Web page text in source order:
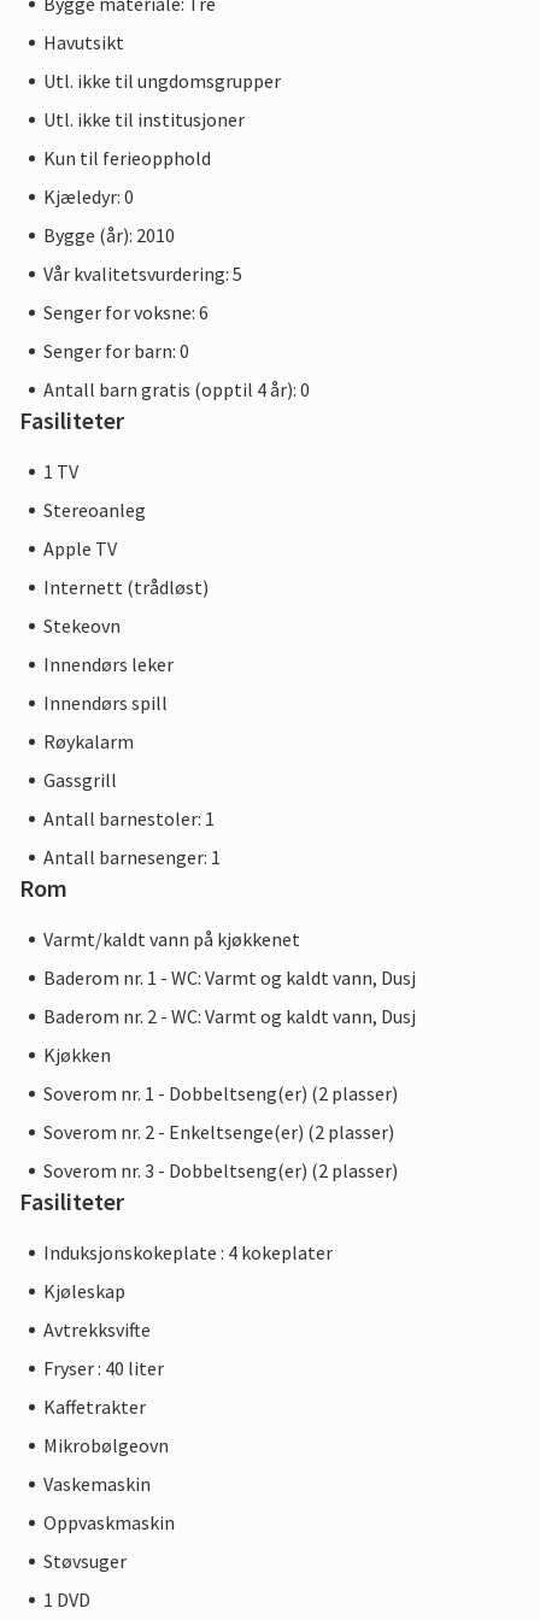
Havutsikt
Utl. ikke til ungdomsgrupper
Utl. ikke til institusjoner
Kun til ferieopphold
Kjæledyr: 0
Bygge (år): 2010
Vår kvalitetsvurdering: 5
Senger for voksne: 6
Senger for barn: 0
Antall barn gratis (opptil 4 år): 0
Fasiliteter
1 TV
Stereoanleg
Apple TV
Internett (trådløst)
Stekeovn
Innendørs leker
Innendørs spill
Røykalarm
Gassgrill
Antall barnestoler: 1
Antall barnesenger: 1
Rom
Varmt/kaldt vann på kjøkkenet
Baderom nr. 1 - WC: Varmt og kaldt vann, Dusj
Baderom nr. 2 - WC: Varmt og kaldt vann, Dusj
Kjøkken
Soverom nr. 1 - Dobbeltseng(er) (2 plasser)
Soverom nr. 2 - Enkeltsenge(er) (2 plasser)
Soverom nr. 3 - Dobbeltseng(er) (2 plasser)
Fasiliteter
Induksjonskokeplate : 4 kokeplater
Kjøleskap
Avtrekksvifte
Fryser : 40 liter
Kaffetrakter
Mikrobølgeovn
Vaskemaskin
Oppvaskmaskin
Støvsuger
1 DVD